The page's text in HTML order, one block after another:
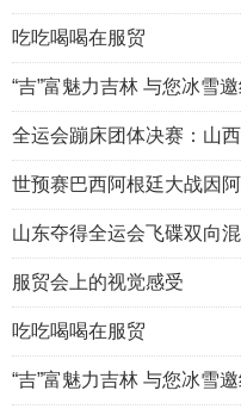
吃吃喝喝在服贸
“吉”富魅力吉林 与您冰雪
全运会蹦床团体决赛：山
世预赛巴西阿根廷大战因
山东夺得全运会飞碟双向
服贸会上的视觉感受
吃吃喝喝在服贸
“吉”富魅力吉林 与您冰雪